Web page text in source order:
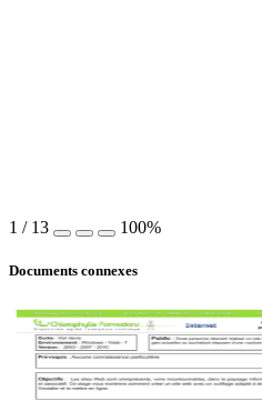
1 / 13 100%
Documents connexes